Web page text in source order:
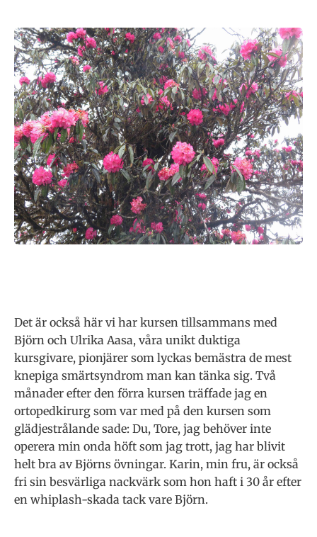
Det är också här vi har kursen tillsammans med
Björn och Ulrika Aasa, våra unikt duktiga
kursgivare, pionjärer som lyckas bemästra de mest
knepiga smärtsyndrom man kan tänka sig. Två
månader efter den förra kursen träffade jag en
ortopedkirurg som var med på den kursen som
glädjestrålande sade: Du, Tore, jag behöver inte
operera min onda höft som jag trott, jag har blivit
helt bra av Björns övningar. Karin, min fru, är också
fri sin besvärliga nackvärk som hon haft i 30 år efter
en whiplash-skada tack vare Björn.